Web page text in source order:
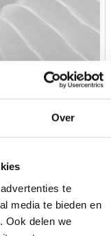
Over
media te bieden en
Ook delen we
met onze
en analyse. Deze